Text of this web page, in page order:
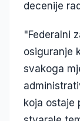
decenije
"Federalni
osiguranje
svakoga
koja ostaje